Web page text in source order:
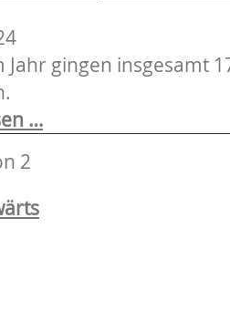
für
Genossenschaften
Jahr gingen insgesamt
…17.000
2